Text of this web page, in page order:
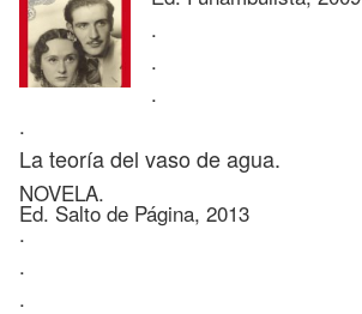
.
.
.
.
La teoría del vaso de agua.
NOVELA.
Ed. Salto de Página, 2013
.
.
.